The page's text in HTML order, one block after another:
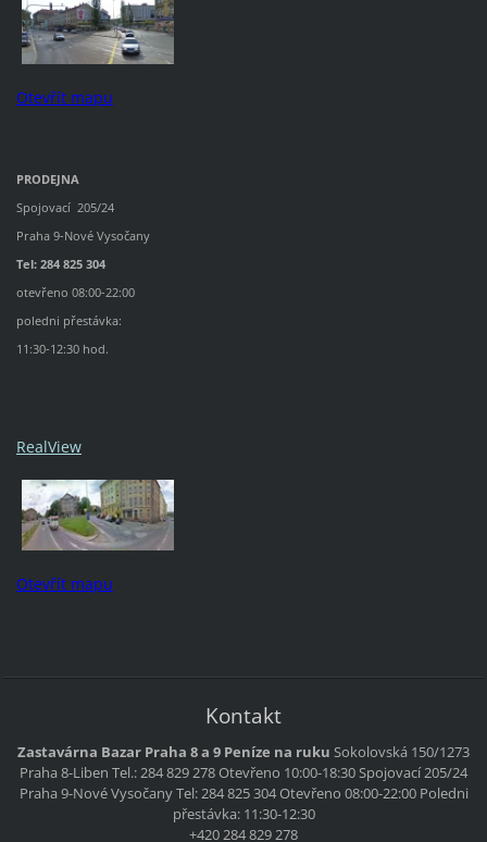
Otevřít mapu
PRODEJNA
Spojovací 205/24
Praha 9-Nové Vysočany
Tel: 284 825 304
otevřeno 08:00-22:00
poledni přestávka:
11:30-12:30 hod.
RealView
Otevřít mapu
Kontakt
Zastavárna Bazar Praha 8 a 9 Peníze na ruku Sokolovská 150/1273
Praha 8-Liben Tel.: 284 829 278Otevřeno 10:00-18:30Spojovací 205/24
Praha 9-Nové VysočanyTel: 284 825 304Otevřeno 08:00-22:00Poledni
přestávka: 11:30-12:30
+420 284 829 278